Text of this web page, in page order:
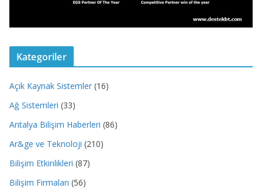
Kategoriler
Açık Kaynak Sistemler (16)
Ağ Sistemleri (33)
Antalya Bilişim Haberleri (86)
Ar&ge ve Teknoloji (210)
Bilişim Etkinlikleri (87)
Bilişim Firmaları (56)